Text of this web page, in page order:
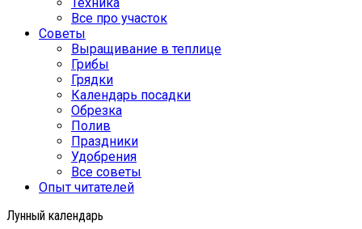
Техника
Все про участок
Советы
Выращивание в теплице
Грибы
Грядки
Календарь посадки
Обрезка
Полив
Праздники
Удобрения
Все советы
Опыт читателей
Лунный календарь